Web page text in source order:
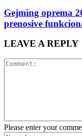
Gejming oprema
prenosive
LEAVE A REPLY
Please enter your